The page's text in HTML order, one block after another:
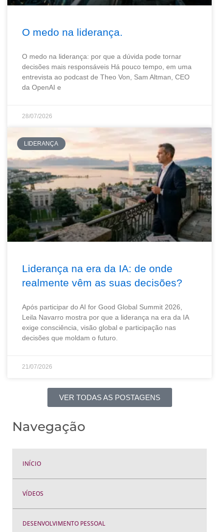
O medo na liderança.
O medo na liderança: por que a dúvida pode tornar
decisões mais responsáveis Há pouco tempo, em uma
entrevista ao podcast de Theo Von, Sam Altman, CEO
da OpenAI e
28/07/2026
LIDERANÇA
Liderança na era da IA: de onde
realmente vêm as suas decisões?
Após participar do AI for Good Global Summit 2026,
Leila Navarro mostra por que a liderança na era da IA
exige consciência, visão global e participação nas
decisões que moldam o futuro.
21/07/2026
VER TODAS AS POSTAGENS
Navegação
INÍCIO
VÍDEOS
DESENVOLVIMENTO PESSOAL